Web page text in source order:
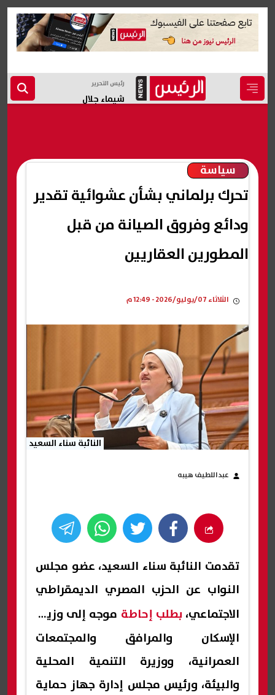
رئيس التحرير
شيماء جلال
سياسة
تحرك برلماني بشأن عشوائية تقدير
ودائع وفروق الصيانة من قبل
المطورين العقاريين
الثلاثاء 07/يوليو/2026 - 12:49 م
النائبة سناء السعيد
عبداللطيف هيبه
تقدمت النائبة سناء السعيد، عضو مجلس
النواب عن الحزب المصري الديمقراطي
الاجتماعي، بطلب إحاطة موجه إلى وزيرة
الإسكان والمرافق والمجتمعات
العمرانية، ووزيرة التنمية المحلية
والبيئة، ورئيس مجلس إدارة جهاز حماية